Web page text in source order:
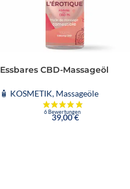
Essbares CBD-Massageöl
🧴 KOSMETIK, Massageöle
39,00€